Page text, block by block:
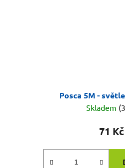
Posca 5M -
Skladem
71 Kč